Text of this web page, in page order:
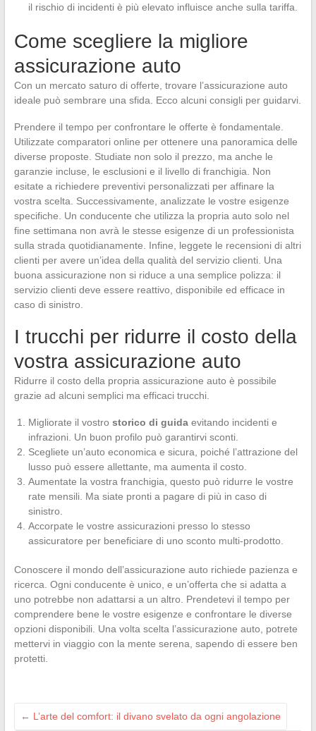
il rischio di incidenti è più elevato influisce anche sulla tariffa.
Come scegliere la migliore
assicurazione auto
Con un mercato saturo di offerte, trovare l’assicurazione auto
ideale può sembrare una sfida. Ecco alcuni consigli per guidarvi.
Prendere il tempo per confrontare le offerte è fondamentale.
Utilizzate comparatori online per ottenere una panoramica delle
diverse proposte. Studiate non solo il prezzo, ma anche le
garanzie incluse, le esclusioni e il livello di franchigia. Non
esitate a richiedere preventivi personalizzati per affinare la
vostra scelta. Successivamente, analizzate le vostre esigenze
specifiche. Un conducente che utilizza la propria auto solo nel
fine settimana non avrà le stesse esigenze di un professionista
sulla strada quotidianamente. Infine, leggete le recensioni di altri
clienti per avere un’idea della qualità del servizio clienti. Una
buona assicurazione non si riduce a una semplice polizza: il
servizio clienti deve essere reattivo, disponibile ed efficace in
caso di sinistro.
I trucchi per ridurre il costo della
vostra assicurazione auto
Ridurre il costo della propria assicurazione auto è possibile
grazie ad alcuni semplici ma efficaci trucchi.
Migliorate il vostro storico di guidaevitando incidenti e
infrazioni. Un buon profilo può garantirvi sconti.
Scegliete un’auto economica e sicura, poiché l’attrazione del
lusso può essere allettante, ma aumenta il costo.
Aumentate la vostra franchigia, questo può ridurre le vostre
rate mensili. Ma siate pronti a pagare di più in caso di
sinistro.
Accorpate le vostre assicurazioni presso lo stesso
assicuratore per beneficiare di uno sconto multi-prodotto.
Conoscere il mondo dell’assicurazione auto richiede pazienza e
ricerca. Ogni conducente è unico, e un’offerta che si adatta a
uno potrebbe non adattarsi a un altro. Prendetevi il tempo per
comprendere bene le vostre esigenze e confrontare le diverse
opzioni disponibili. Una volta scelta l’assicurazione auto, potrete
mettervi in viaggio con la mente serena, sapendo di essere ben
protetti.
← L’arte del comfort: il divano svelato da ogni angolazione